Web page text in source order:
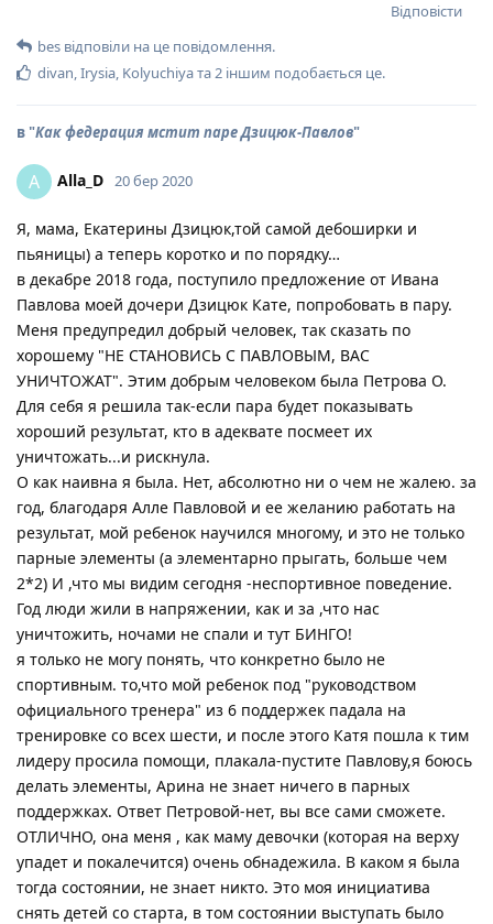
Відповісти
bes відповіли на це повідомлення.
divan,Irysia, Kolyuchiyaта2 іншим подобається це.
в "Как федерация мстит паре Дзицюк-Павлов"
A Alla_D 20 бер 2020
Я, мама, Екатерины Дзицюк,той самой дебоширки и
пьяницы) а теперь коротко и по порядку…
в декабре 2018 года, поступило предложение от Ивана
Павлова моей дочери Дзицюк Кате, попробовать в пару.
Меня предупредил добрый человек, так сказать по
хорошему "НЕ СТАНОВИСЬ С ПАВЛОВЫМ, ВАС
УНИЧТОЖАТ". Этим добрым человеком была Петрова О.
Для себя я решила так-если пара будет показывать
хороший результат, кто в адеквате посмеет их
уничтожать...и рискнула.
О как наивна я была. Нет, абсолютно ни о чем не жалею. за
год, благодаря Алле Павловой и ее желанию работать на
результат, мой ребенок научился многому, и это не только
парные элементы (а элементарно прыгать, больше чем
2*2) И ,что мы видим сегодня -неспортивное поведение.
Год люди жили в напряжении, как и за ,что нас
уничтожить, ночами не спали и тут БИНГО!
я только не могу понять, что конкретно было не
спортивным. то,что мой ребенок под "руководством
официального тренера" из 6 поддержек падала на
тренировке со всех шести, и после этого Катя пошла к тим
лидеру просила помощи, плакала-пустите Павлову,я боюсь
делать элементы, Арина не знает ничего в парных
поддержках. Ответ Петровой-нет, вы все сами сможете.
ОТЛИЧНО, она меня , как маму девочки (которая на верху
упадет и покалечится) очень обнадежила. В каком я была
тогда состоянии, не знает никто. Это моя инициатива
снять детей со старта, в том состоянии выступать было